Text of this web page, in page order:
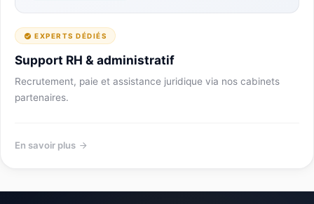
EXPERTS DÉDIÉS
Support RH & administratif
Recrutement, paie et assistance juridique via nos cabinets
partenaires.
En savoir plus